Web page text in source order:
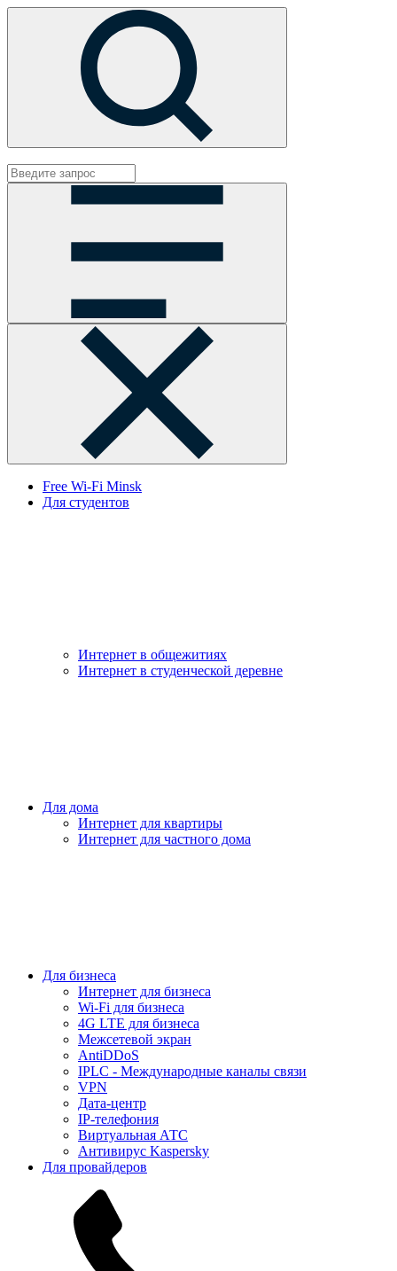
Free Wi-Fi Minsk
Для студентов
Интернет в общежитиях
Интернет в студенческой деревне
Для дома
Интернет для квартиры
Интернет для частного дома
Для бизнеса
Интернет для бизнеса
Wi-Fi для бизнеса
4G LTE для бизнеса
Межсетевой экран
AntiDDoS
IPLC - Международные каналы связи
VPN
Дата-центр
IP-телефония
Виртуальная АТС
Антивирус Kaspersky
Для провайдеров